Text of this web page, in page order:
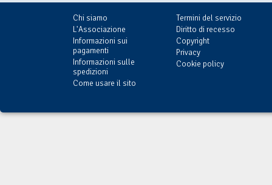
Chi siamo
L'Associazione
Informazioni sui
pagamenti
Informazioni sulle
spedizioni
Come usare il sito
Termini del servizio
Diritto di recesso
Copyright
Privacy
Cookie policy